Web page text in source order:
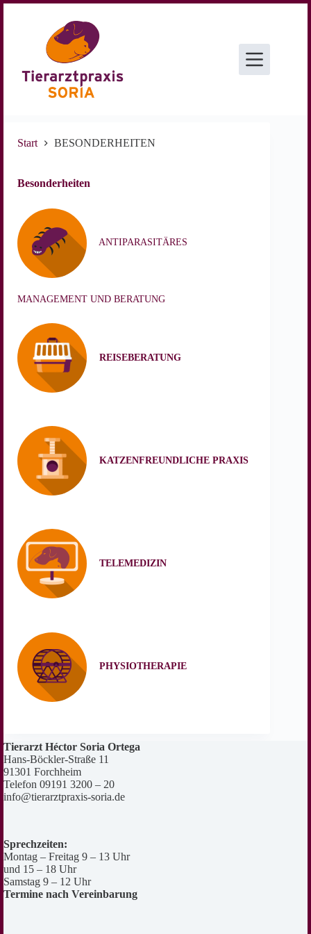
Start BESONDERHEITEN
Besonderheiten
ANTIPARASITÄRES
MANAGEMENT UND BERATUNG
REISEBERATUNG
KATZENFREUNDLICHE PRAXIS
TELEMEDIZIN
PHYSIOTHERAPIE
Tierarzt Héctor Soria Ortega
Hans-Böckler-Straße 11
91301 Forchheim
Telefon 09191 3200 – 20
info@tierarztpraxis-soria.de
Sprechzeiten:
Montag – Freitag 9 – 13 Uhr
und 15 – 18 Uhr
Samstag 9 – 12 Uhr
Termine nach Vereinbarung